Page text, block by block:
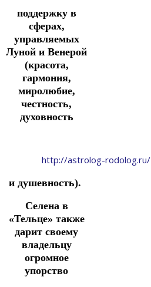
поддержку в
сферах,
управляемых
Луной и Венерой
(красота,
гармония,
миролюбие,
честность,
духовность
http://astrolog-rodolog.ru/
и душевность).
Селена в
«Тельце» также
дарит своему
владельцу
огромное
упорство